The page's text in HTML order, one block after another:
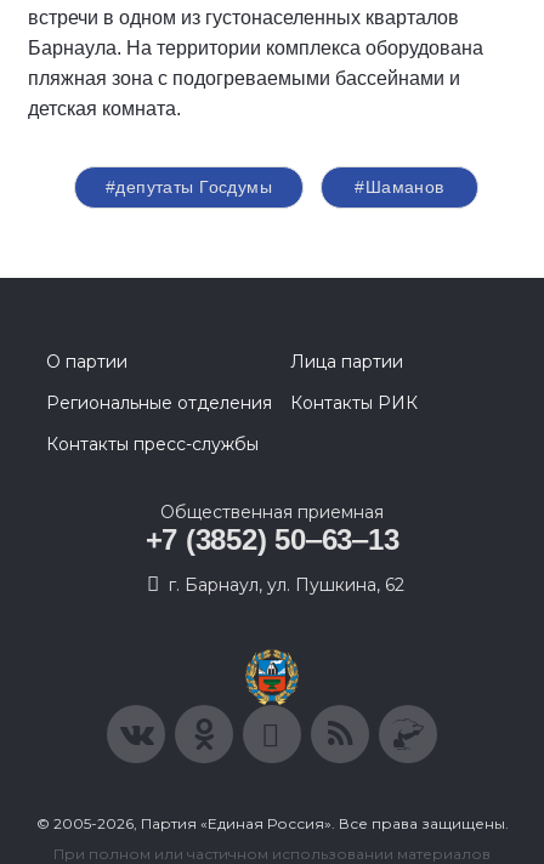
встречи в одном из густонаселенных кварталов
Барнаула. На территории комплекса оборудована
пляжная зона с подогреваемыми бассейнами и
детская комната.
#депутаты Госдумы #Шаманов
О партии
Лица партии
Региональные отделения
Контакты РИК
Контакты пресс-службы
Общественная приемная
+7 (3852) 50‒63‒13
г. Барнаул, ул. Пушкина, 62
© 2005-2026, Партия «Единая Россия». Все права защищены.
При полном или частичном использовании материалов